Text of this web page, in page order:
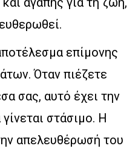
επίμονης
Όταν πιέζετε
σας, αυτό έχει την
στάσιμο. Η
απελευθέρωσή του